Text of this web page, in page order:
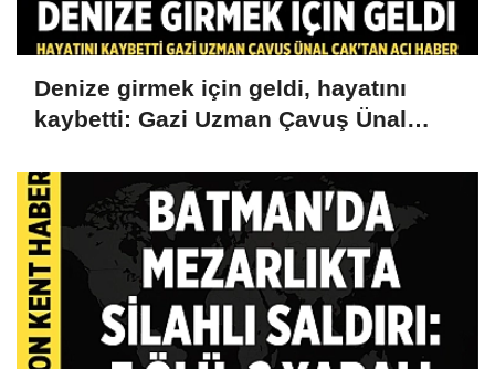
Denize girmek için geldi, hayatını
kaybetti: Gazi Uzman Çavuş Ünal